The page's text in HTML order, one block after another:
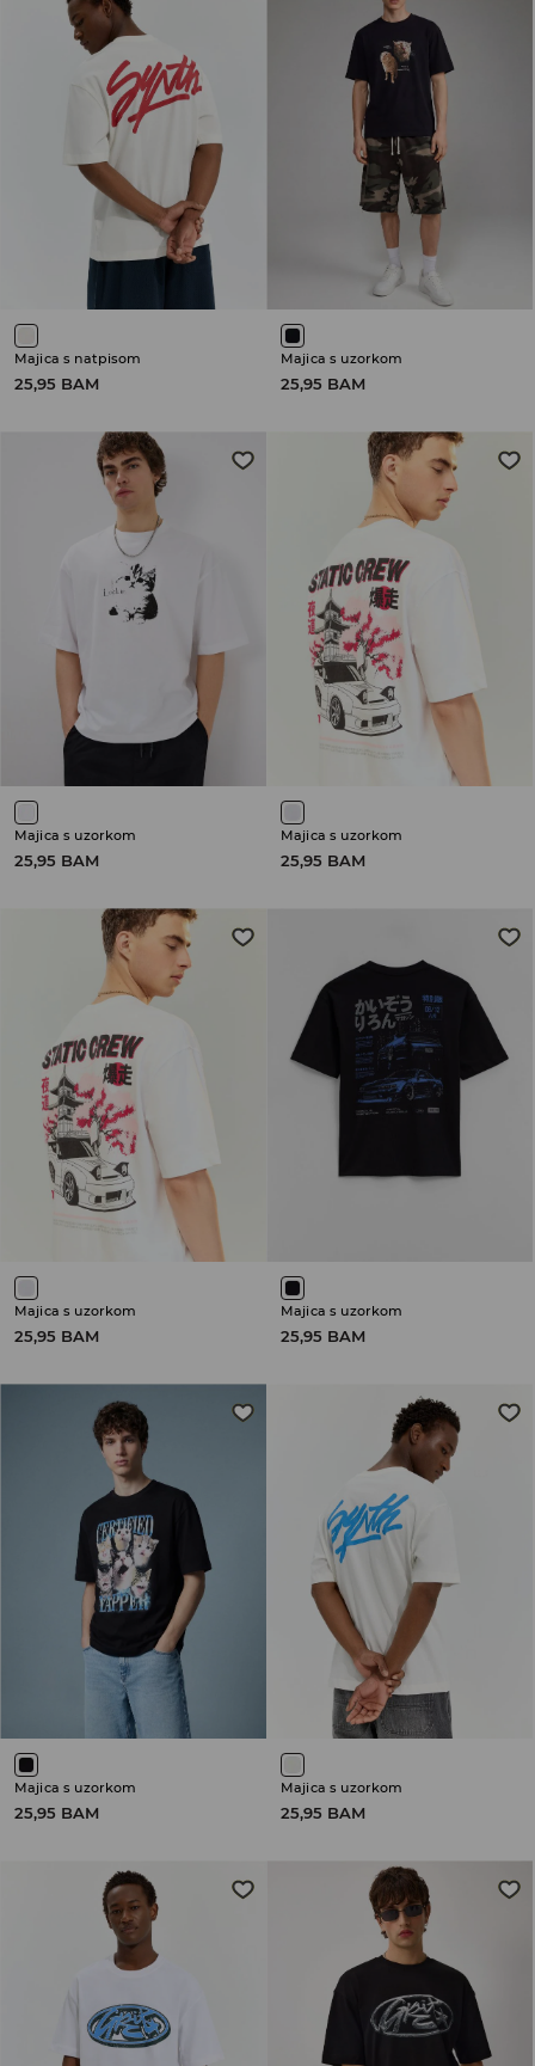
Majica s natpisom
25,95 BAM
Majica s uzorkom
25,95 BAM
Majica s uzorkom
25,95 BAM
Majica s uzorkom
25,95 BAM
Majica s uzorkom
25,95 BAM
Majica s uzorkom
25,95 BAM
Majica s uzorkom
25,95 BAM
Majica s uzorkom
25,95 BAM